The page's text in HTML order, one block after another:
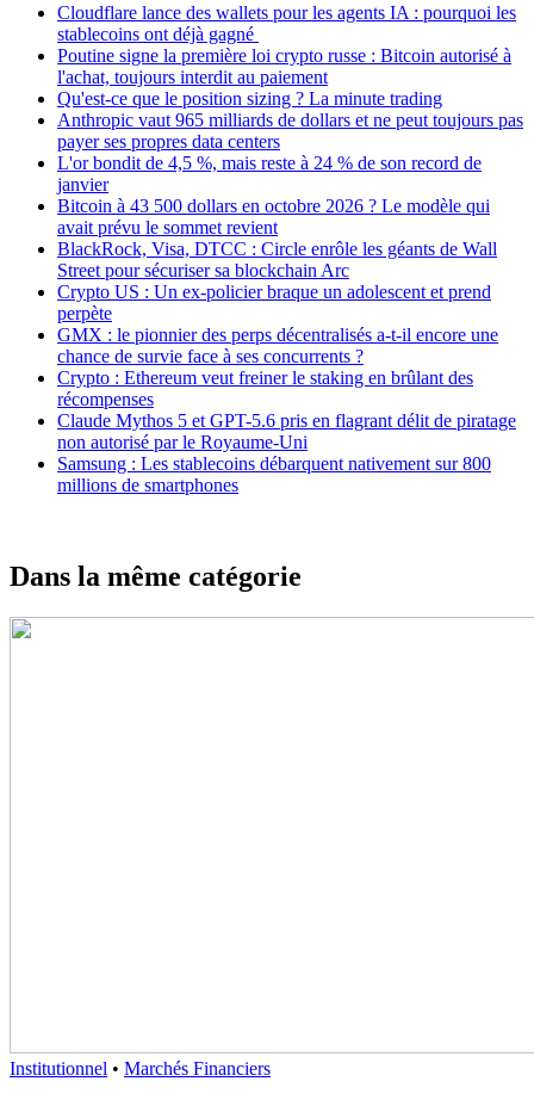
Cloudflare lance des wallets pour les agents IA : pourquoi les
stablecoins ont déjà gagné
Poutine signe la première loi crypto russe : Bitcoin autorisé à
l'achat, toujours interdit au paiement
Qu'est-ce que le position sizing ? La minute trading
Anthropic vaut 965 milliards de dollars et ne peut toujours pas
payer ses propres data centers
L'or bondit de 4,5 %, mais reste à 24 % de son record de
janvier
Bitcoin à 43 500 dollars en octobre 2026 ? Le modèle qui
avait prévu le sommet revient
BlackRock, Visa, DTCC : Circle enrôle les géants de Wall
Street pour sécuriser sa blockchain Arc
Crypto US : Un ex-policier braque un adolescent et prend
perpète
GMX : le pionnier des perps décentralisés a-t-il encore une
chance de survie face à ses concurrents ?
Crypto : Ethereum veut freiner le staking en brûlant des
récompenses
Claude Mythos 5 et GPT-5.6 pris en flagrant délit de piratage
non autorisé par le Royaume-Uni
Samsung : Les stablecoins débarquent nativement sur 800
millions de smartphones
Dans la même catégorie
Institutionnel • Marchés Financiers